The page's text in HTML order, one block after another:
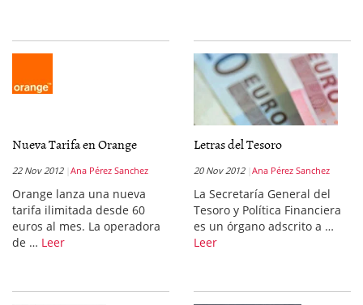
Nueva Tarifa en Orange
22 Nov 2012 Ana Pérez Sanchez
Orange lanza una nueva
tarifa ilimitada desde 60
euros al mes. La operadora
de … Leer
Letras del Tesoro
20 Nov 2012 Ana Pérez Sanchez
La Secretaría General del
Tesoro y Política Financiera
es un órgano adscrito a …
Leer